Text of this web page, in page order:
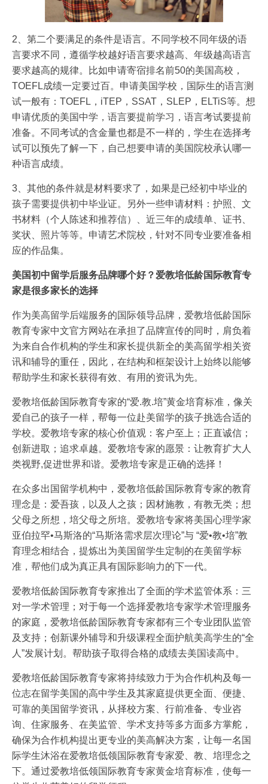
2、第二个要满足的条件是语言。不同学校不同年级的语
言要求不同，遵循学校越好语言要求越高、年级越高语言
要求越高的规律。比如申请寄宿排名前50的美国高校，
TOEFL成绩一定要过百。申请美国学校，国际生的语言测
试一般有：TOEFL，iTEP，SSAT，SLEP，ELTiS等。想
申请优质的美国中学，语言要提前学习，语言考试要提前
准备。不同考试的含金量也都是不一样的，学生在选择考
试可以预先了解一下，自己想要申请的美国院校承认哪一
种语言成绩。
3、其他的条件就是材料要求了，如果是已经初中毕业的
孩子需要提供初中毕业证。另外一些申请材料：护照、文
书材料（个人陈述和推荐信）、近三年的成绩单、证书、
奖状、照片等等。申请艺术院校，针对不同专业要准备相
应的作品集。
美国初中留学后服务品牌哪个好？爱教培低龄国际教育专
家是很多家长的选择
作为美高留学后端服务的国际领导品牌，爱教培低龄国际
教育专家中文官方网站在承担了品牌宣传的同时，肩负着
为来自合作机构的学生和家长提供新全的美高留学相关资
讯和辅导的重任，因此，在结构和框架设计上始终以能够
帮助学生和家长获得有效、有用的资讯为先。
爱教培低龄国际教育专家的“爱.教.培”黄金培育标准，像关
爱自己的孩子一样，帮每一位赴美留学的孩子挑选合适的
学校。爱教培专家的核心价值观：客户至上；正直诚信；
创新进取；追求卓越。爱教培专家的愿景：让教育扩大人
类视野,促进世界和谐。爱教培专家是正确的选择！
在众多出国留学机构中，爱教培低龄国际教育专家的教育
理念是：爱吾孩，以及人之孩；因材施教，有教无类；想
父母之所想，培父母之所培。爱教培专家将美国心理学家
亚伯拉罕•马斯洛的“马斯洛需求层次理论”与 “爱•教•培”教
育理念相结合，提炼出为美国留学生定制的在美留学标
准，帮他们成为真正具有国际影响力的下一代。
爱教培低龄国际教育专家推出了全面的学术监管体系：三
对一学术管理；对于每一个选择爱教培专家学术管理服务
的家庭，爱教培低龄国际教育专家都有三个专业团队监管
及支持；创新课外辅导和升级课程全面护航美高学生的“全
人”发展计划。帮助孩子取得合格的成绩去美国读高中。
爱教培低龄国际教育专家将持续致力于为合作机构及每一
位志在留学美国的高中学生及其家庭提供更全面、便捷、
可靠的美国留学资讯，从择校方案、行前准备、专业咨
询、住家服务、在美监管、学术支持等多方面多方掌舵，
确保为合作机构提出更专业的美高解决方案，让每一名国
际学生沐浴在爱教培低领国际教育专家爱、教、培理念之
下。通过爱教培低领国际教育专家黄金培育标准，使每一